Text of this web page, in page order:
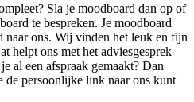
Sla je moodboard dan op of
te bespreken. Je moodboard
naar ons. Wij vinden het leuk en fijn
helpt ons met het adviesgesprek
al een afspraak gemaakt? Dan
de persoonlijke link naar ons kunt